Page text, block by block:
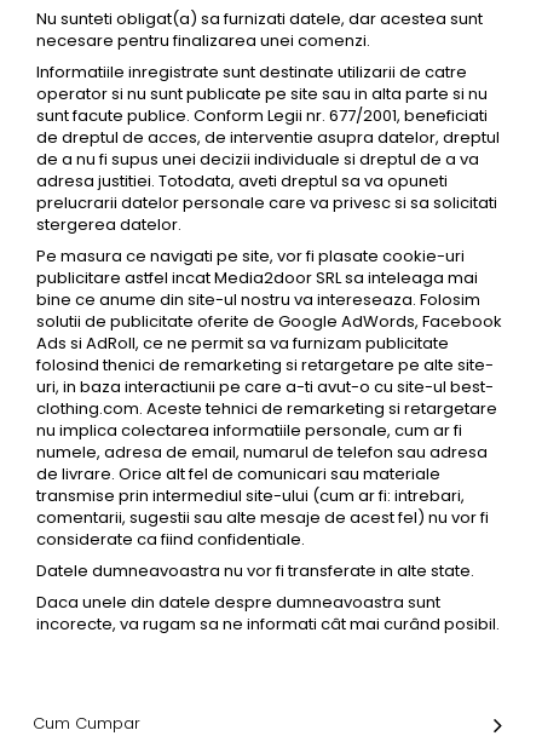
Nu sunteti obligat(a) sa furnizati datele, dar acestea sunt
necesare pentru finalizarea unei comenzi.
Informatiile inregistrate sunt destinate utilizarii de catre
operator si nu sunt publicate pe site sau in alta parte si nu
sunt facute publice. Conform Legii nr. 677/2001, beneficiati
de dreptul de acces, de interventie asupra datelor, dreptul
de a nu fi supus unei decizii individuale si dreptul de a va
adresa justitiei. Totodata, aveti dreptul sa va opuneti
prelucrarii datelor personale care va privesc si sa solicitati
stergerea datelor.
Pe masura ce navigati pe site, vor fi plasate cookie-uri
publicitare astfel incat Media2door SRL sa inteleaga mai
bine ce anume din site-ul nostru va intereseaza. Folosim
solutii de publicitate oferite de Google AdWords, Facebook
Ads si AdRoll, ce ne permit sa va furnizam publicitate
folosind thenici de remarketing si retargetare pe alte site-
uri, in baza interactiunii pe care a-ti avut-o cu site-ul best-
clothing.com. Aceste tehnici de remarketing si retargetare
nu implica colectarea informatiile personale, cum ar fi
numele, adresa de email, numarul de telefon sau adresa
de livrare. Orice alt fel de comunicari sau materiale
transmise prin intermediul site-ului (cum ar fi: intrebari,
comentarii, sugestii sau alte mesaje de acest fel) nu vor fi
considerate ca fiind confidentiale.
Datele dumneavoastra nu vor fi transferate in alte state.
Daca unele din datele despre dumneavoastra sunt
incorecte, va rugam sa ne informati cât mai curând posibil.
Cum Cumpar